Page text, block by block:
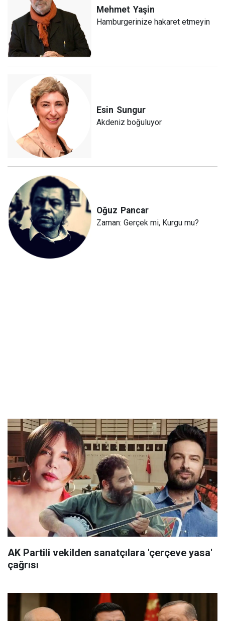
Mehmet Yaşin
Hamburgerinize hakaret etmeyin
Esin Sungur
Akdeniz boğuluyor
Oğuz Pancar
Zaman: Gerçek mi, Kurgu mu?
AK Partili vekilden sanatçılara 'çerçeve yasa'
çağrısı